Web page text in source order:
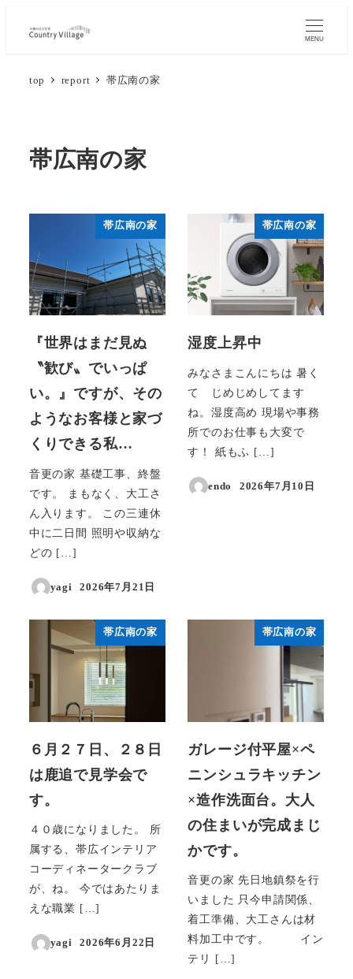
MENU
top report 帯広南の家
帯広南の家
帯広南の家
『世界はまだ見ぬ
〝歓び〟でいっぱ
い。』ですが、その
ようなお客様と家づ
くりできる私…
音更の家 基礎工事、終盤
です。 まもなく、大工さ
ん入ります。 この三連休
中に二日間 照明や収納な
どの […]
yagi
投稿日
2026年7月21日
帯広南の家
湿度上昇中
みなさまこんにちは 暑く
て じめじめしてます
ね。湿度高め 現場や事務
所でのお仕事も大変で
す！ 紙もふ […]
endo
投稿日
2026年7月10日
帯広南の家
６月２７日、２８日
は鹿追で見学会で
す。
４０歳になりました。 所
属する、帯広インテリア
コーディネータークラブ
が、ね。 今ではあたりま
えな職業 […]
yagi
投稿日
2026年6月22日
帯広南の家
ガレージ付平屋×ペ
ニンシュラキッチン
×造作洗面台。大人
の住まいが完成まじ
かです。
音更の家 先日地鎮祭を行
いました 只今申請関係、
着工準備、大工さんは材
料加工中です。 イン
テリ […]